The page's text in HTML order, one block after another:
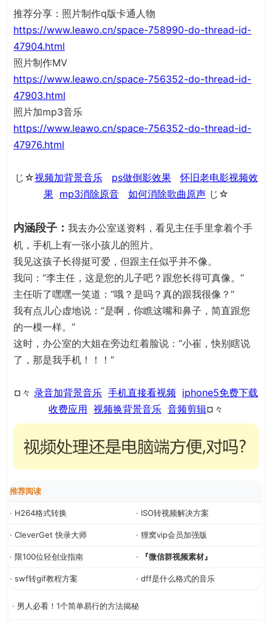
推荐分享：照片制作q版卡通人物
https://www.leawo.cn/space-758990-do-thread-id-
47904.html
照片制作MV
https://www.leawo.cn/space-756352-do-thread-id-
47903.html
照片加mp3音乐
https://www.leawo.cn/space-756352-do-thread-id-
47976.html
じ☆视频加背景音乐 ps做倒影效果
怀旧老电影视频效
果 mp3消除原音 如何消除歌曲原声じ☆
内涵段子： 我去办公室送资料，看见主任手里拿着个手
机，手机上有一张小孩儿的照片。
我见这孩子长得挺可爱，但跟主任似乎并不像。
我问：“李主任，这是您的儿子吧？跟您长得可真像。”
主任听了嘿嘿一笑道：“哦？是吗？真的跟我很像？”
我有点儿心虚地说：“是啊，你瞧这嘴和鼻子，简直跟您
的一模一样。”
这时，办公室的大姐在旁边红着脸说：“小崔，快别瞎说
了，那是我手机！！！”
¤々 录音加背景音乐 手机直接看视频 iphone5免费下载
收费应用 视频换背景音乐 音频剪辑¤々
推荐阅读
· H264格式转换 · ISO转视频解决方案
· CleverGet 快录大师 · 狸窝vip会员加强版
· 限100位轻创业指南 · 『微信群视频素材』
· swf转gif教程方案 · dff是什么格式的音乐
· 男人必看！1个简单易行的方法揭秘